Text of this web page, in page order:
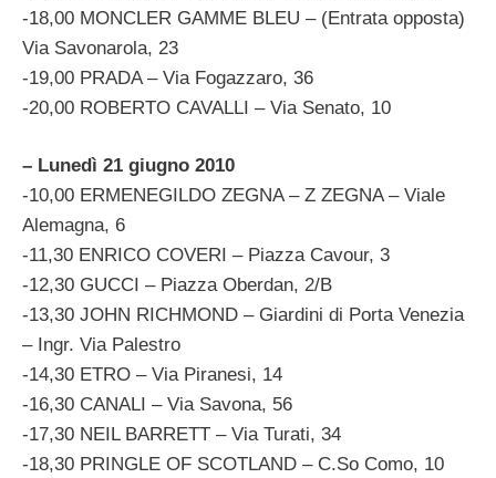
-18,00 MONCLER GAMME BLEU – (Entrata opposta)
Via Savonarola, 23
-19,00 PRADA – Via Fogazzaro, 36
-20,00 ROBERTO CAVALLI – Via Senato, 10
– Lunedì 21 giugno 2010
-10,00 ERMENEGILDO ZEGNA – Z ZEGNA – Viale
Alemagna, 6
-11,30 ENRICO COVERI – Piazza Cavour, 3
-12,30 GUCCI – Piazza Oberdan, 2/B
-13,30 JOHN RICHMOND – Giardini di Porta Venezia
– Ingr. Via Palestro
-14,30 ETRO – Via Piranesi, 14
-16,30 CANALI – Via Savona, 56
-17,30 NEIL BARRETT – Via Turati, 34
-18,30 PRINGLE OF SCOTLAND – C.So Como, 10